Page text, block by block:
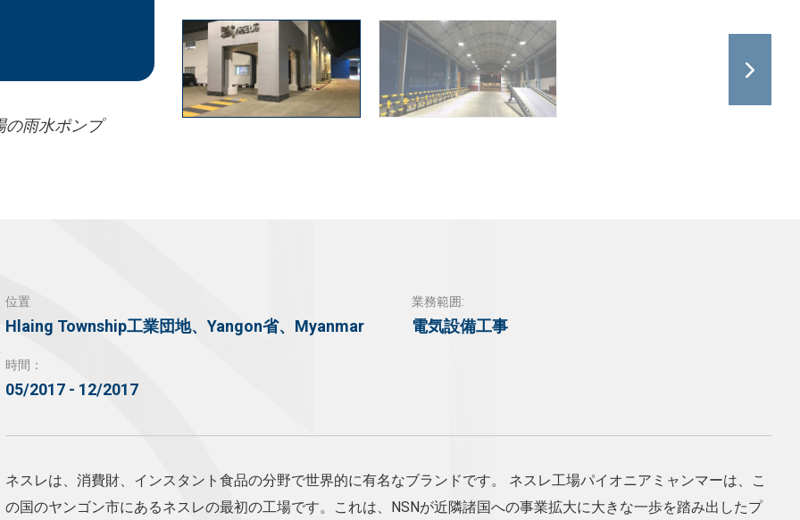
の雨水ポンプ
位置
Hlaing Township工業団地、Yangon省、Myanmar
業務範囲:
電気設備工事
時間：
05/2017 - 12/2017
ネスレは、消費財、インスタント食品の分野で世界的に有名なブランドです。 ネスレ工場パイオニアミャンマーは、こ
の国のヤンゴン市にあるネスレの最初の工場です。これは、NSNが近隣諸国への事業拡大に大きな一歩を踏み出したプ